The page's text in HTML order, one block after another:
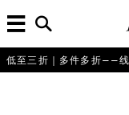
单
入
搜
索
信
息...